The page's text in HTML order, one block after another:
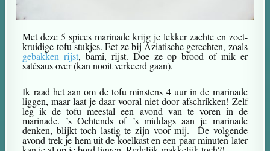
Met deze 5 spices marinade krijg je lekker zachte en zoet-
kruidige tofu stukjes. Eet ze bij Aziatische gerechten, zoals
gebakken rijst, bami, rijst. Doe ze op brood of mik er
satésaus over (kan nooit verkeerd gaan).
Ik raad het aan om de tofu minstens 4 uur in de marinade
liggen, maar laat je daar vooral niet door afschrikken! Zelf
leg ik de tofu meestal een avond van te voren in de
marinade. ’s Ochtends of ’s middags aan je marinade
denken, blijkt toch lastig te zijn voor mij. De volgende
avond trek je hem uit de koelkast en een paar minuten later